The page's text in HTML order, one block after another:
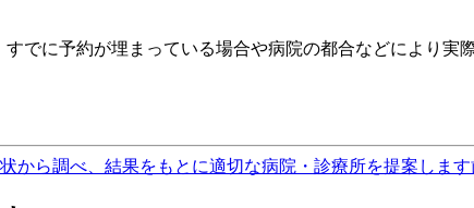
でに予約が埋まっている場合や病院の都合などにより実
から調べ、結果をもとに適切な病院・診療所を提案します